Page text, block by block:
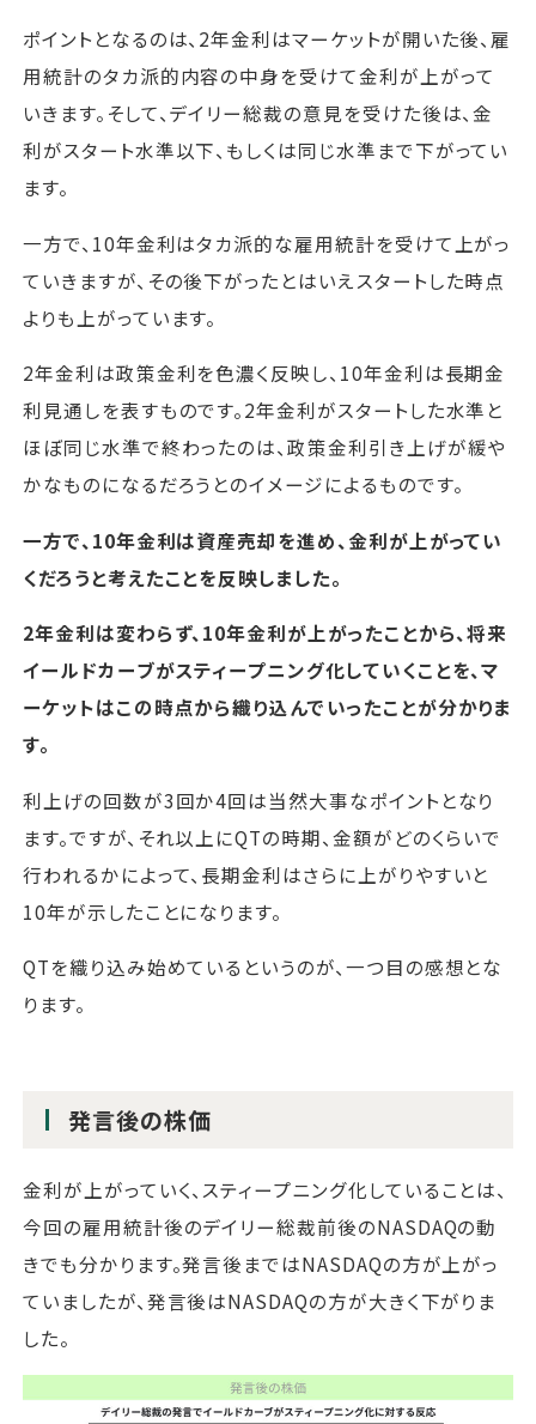
ポイントとなるのは、2年金利はマーケットが開いた後、雇
用統計のタカ派的内容の中身を受けて金利が上がって
いきます。そして、デイリー総裁の意見を受けた後は、金
利がスタート水準以下、もしくは同じ水準まで下がってい
ます。
一方で、10年金利はタカ派的な雇用統計を受けて上がっ
ていきますが、その後下がったとはいえスタートした時点
よりも上がっています。
2年金利は政策金利を色濃く反映し、10年金利は長期金
利見通しを表すものです。2年金利がスタートした水準と
ほぼ同じ水準で終わったのは、政策金利引き上げが緩や
かなものになるだろうとのイメージによるものです。
一方で、10年金利は資産売却を進め、金利が上がってい
くだろうと考えたことを反映しました。
2年金利は変わらず、10年金利が上がったことから、将来
イールドカーブがスティープニング化していくことを、マ
ーケットはこの時点から織り込んでいったことが分かりま
す。
利上げの回数が3回か4回は当然大事なポイントとなり
ます。ですが、それ以上にQTの時期、金額がどのくらいで
行われるかによって、長期金利はさらに上がりやすいと
10年が示したことになります。
QTを織り込み始めているというのが、一つ目の感想とな
ります。
発言後の株価
金利が上がっていく、スティープニング化していることは、
今回の雇用統計後のデイリー総裁前後のNASDAQの動
きでも分かります。発言後まではNASDAQの方が上がっ
ていましたが、発言後はNASDAQの方が大きく下がりま
した。